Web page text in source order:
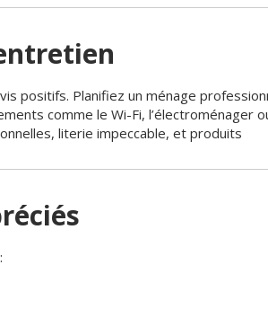
positifs. Planifiez un ménage
comme le Wi-Fi, l’électroménager
literie impeccable, et produits